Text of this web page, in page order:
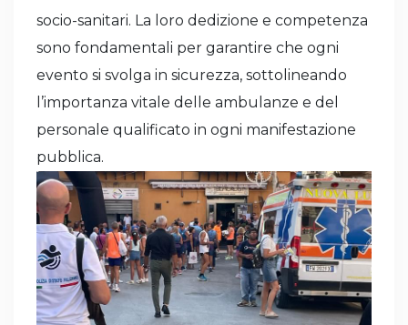
socio-sanitari. La loro dedizione e competenza
sono fondamentali per garantire che ogni
evento si svolga in sicurezza, sottolineando
l’importanza vitale delle ambulanze e del
personale qualificato in ogni manifestazione
pubblica.